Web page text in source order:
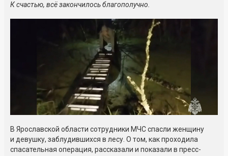
К счастью, всё закончилось благополучно.
В Ярославской области сотрудники МЧС спасли женщину
и девушку, заблудившихся в лесу. О том, как проходила
спасательная операция, рассказали и показали в пресс-